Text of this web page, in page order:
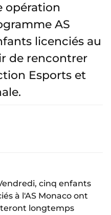
opération
AS
licenciés au
de rencontrer
Esports et
cinq enfants
à l'AS Monaco ont
longtemps